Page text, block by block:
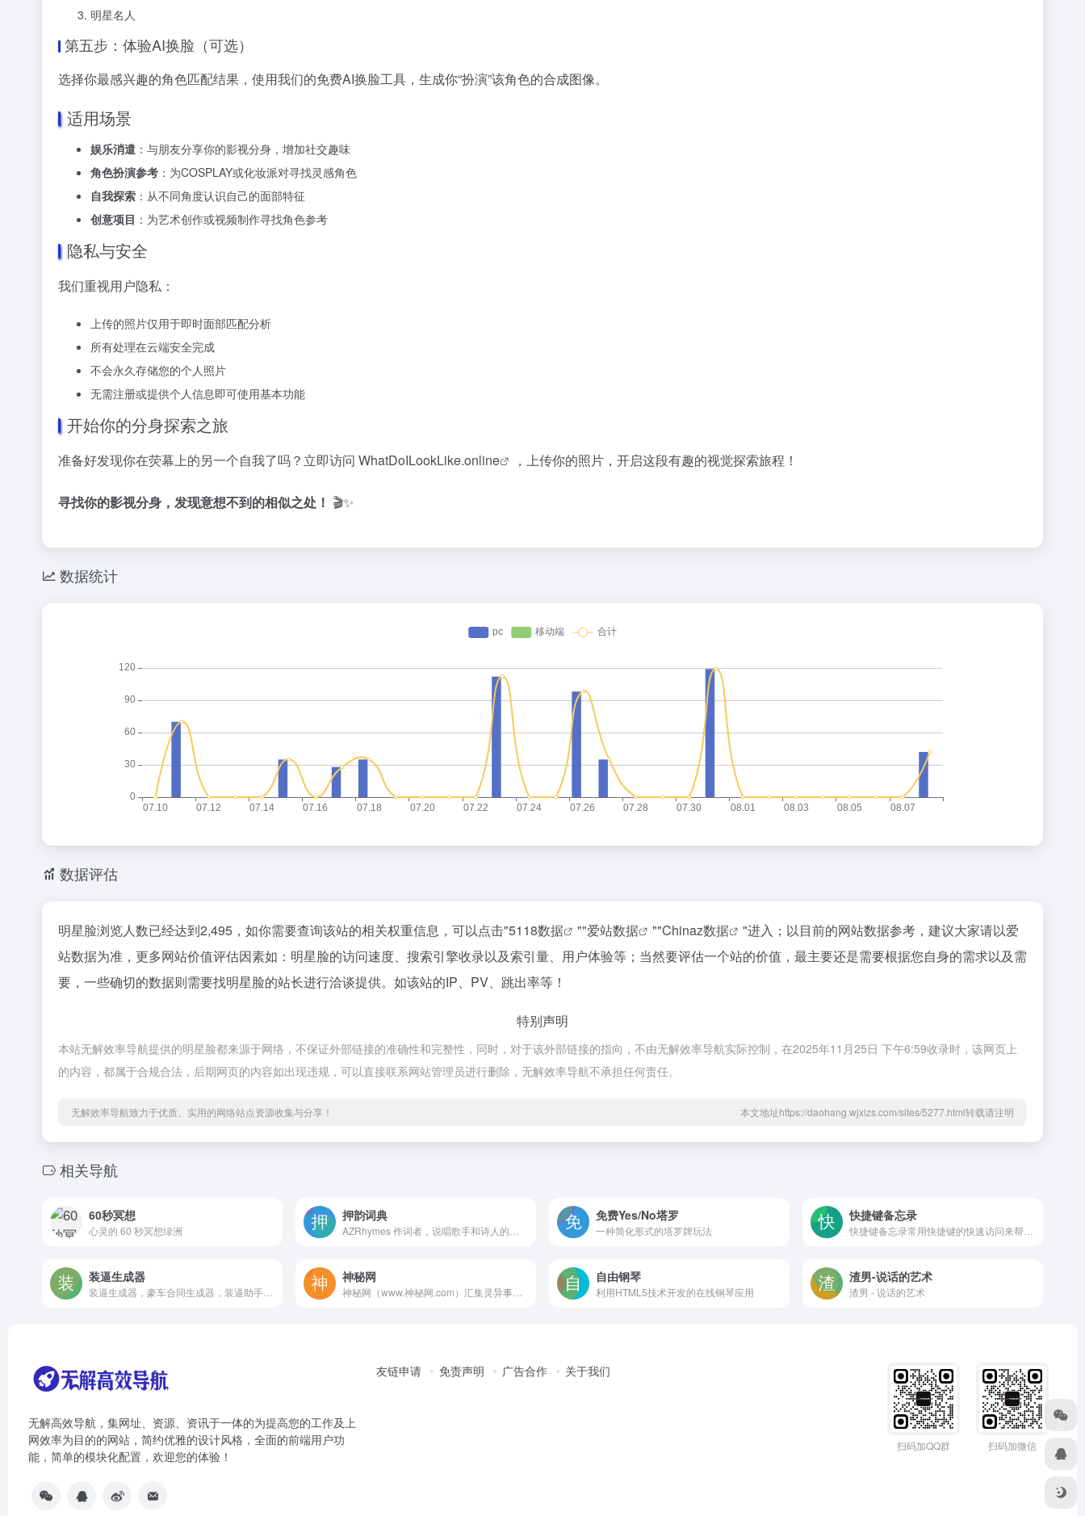
明星名人
第五步：体验AI换脸（可选）
选择你最感兴趣的角色匹配结果，使用我们的免费AI换脸工具，生成你“扮演”该角色的合成图像。
适用场景
娱乐消遣 ：与朋友分享你的影视分身，增加社交趣味
角色扮演参考 ：为COSPLAY或化妆派对寻找灵感角色
自我探索 ：从不同角度认识自己的面部特征
创意项目 ：为艺术创作或视频制作寻找角色参考
隐私与安全
我们重视用户隐私：
上传的照片仅用于即时面部匹配分析
所有处理在云端安全完成
不会永久存储您的个人照片
无需注册或提供个人信息即可使用基本功能
开始你的分身探索之旅
准备好发现你在荧幕上的另一个自我了吗？立即访问 WhatDoILookLike.online ，上传你的照片，开启这段有趣的视觉探索旅程！
寻找你的影视分身，发现意想不到的相似之处！ 🎬✨
数据统计
数据评估
明星脸浏览人数已经达到2,495，如你需要查询该站的相关权重信息，可以点击"5118数据 ""爱站数据 ""Chinaz数据
"进入；以目前的网站数据参考，建议大家请以爱
站数据为准，更多网站价值评估因素如：明星脸的访问速度、搜索引擎收录以及索引量、用户体验等；当然要评估一个站的价值，最主要还是需要根据您自身的需求以及需
要，一些确切的数据则需要找明星脸的站长进行洽谈提供。如该站的IP、PV、跳出率等！
特别声明
本站无解效率导航提供的明星脸都来源于网络，不保证外部链接的准确性和完整性，同时，对于该外部链接的指向，不由无解效率导航实际控制，在2025年11月25日 下午6:59收录时，该网页上
的内容，都属于合规合法，后期网页的内容如出现违规，可以直接联系网站管理员进行删除，无解效率导航不承担任何责任。
无解效率导航致力于优质、实用的网络站点资源收集与分享！ 本文地址https://daohang.wjxlzs.com/sites/5277.html转载请注明
相关导航
60秒冥想
心灵的 60 秒冥想绿洲
押韵词典 免费Yes/No塔罗
一种简化形式的塔罗牌玩法
快捷键备忘录
装逼生成器 神秘网 自由钢琴
利用HTML5技术开发的在线钢琴应用
渣男-说话的艺术
渣男 - 说话的艺术
无解高效导航，集网址、资源、资讯于一体的为提高您的工作及上
网效率为目的的网站，简约优雅的设计风格，全面的前端用户功
能，简单的模块化配置，欢迎您的体验！
友链申请 免责声明 广告合作 关于我们
扫码加QQ群 扫码加微信